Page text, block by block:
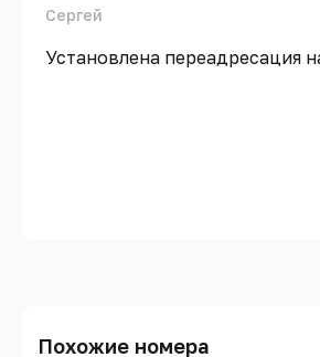
Сергей
Установлена переадресация
Похожие номера